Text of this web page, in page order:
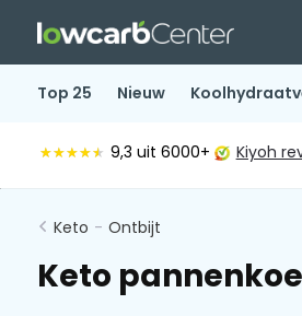
Top 25 Nieuw
★★★★★
★★★★★ 9,3 uit 6000+ Kiyoh
Keto - Ontbijt
Keto